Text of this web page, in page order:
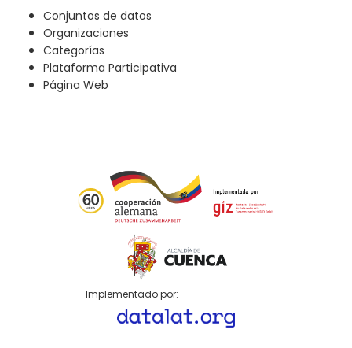
Conjuntos de datos
Organizaciones
Categorías
Plataforma Participativa
Página Web
Implementado por: